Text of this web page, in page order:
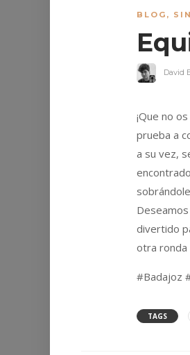
BLOG ,
David
¡Que no
prueba a
a su vez,
divertido
otra ronda
#Badajoz
TAGS